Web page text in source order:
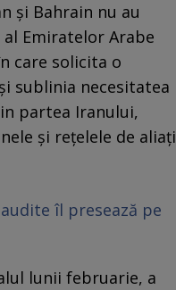
și Bahrain nu au
Emiratelor Arabe
care solicita o
sublinia necesitatea
partea Iranului,
și rețelele de aliați
îl presează pe
lunii februarie, a